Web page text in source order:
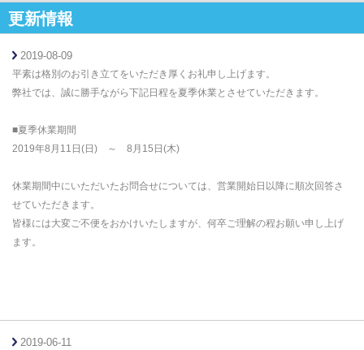
更新情報
2019-08-09
平素は格別のお引き立てをいただき厚くお礼申し上げます。
弊社では、誠に勝手ながら下記日程を夏季休業とさせていただきます。
■夏季休業期間
2019年8月11日(日) ～ 8月15日(木)
休業期間中にいただいたお問合せについては、営業開始日以降に順次回答さ
せていただきます。
皆様には大変ご不便をおかけいたしますが、何卒ご理解の程お願い申し上げ
ます。
2019-06-11